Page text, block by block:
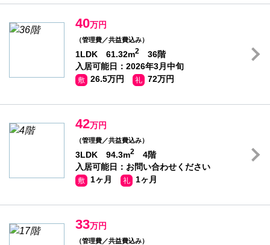
40万円
（管理費／共益費込み）
1LDK 61.32m2
36階
入居可能日：2026年3月中旬
敷 26.5万円 礼 72万円
42万円
（管理費／共益費込み）
3LDK 94.3m2
4階
入居可能日：お問い合わせください
敷 1ヶ月 礼 1ヶ月
33万円
（管理費／共益費込み）